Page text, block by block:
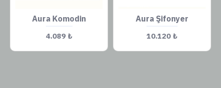
Aura Komodin
4.089 ₺
Aura Şifonyer
10.120 ₺